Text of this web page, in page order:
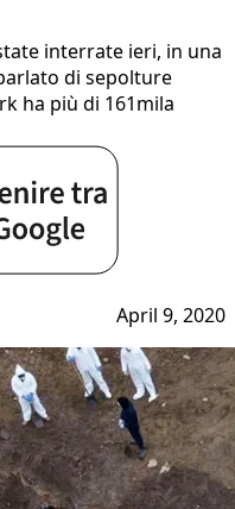
interrate ieri, in una
di sepolture
ha più di 161mila
April 9, 2020